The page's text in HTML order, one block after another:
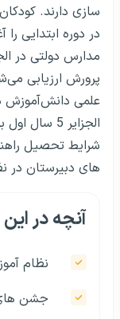
در دوره ابتدایی
مدارس دولتی در
پرورش ارزیابی
علمی دانش‌آموزش
شرایط تحصیل
های دبیرستان در
آنچه در
نظام
جشن های